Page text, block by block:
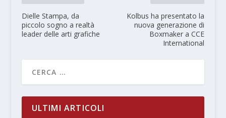
Dielle Stampa, da
piccolo sogno a realtà
leader delle arti grafiche
Kolbus ha presentato la
nuova generazione di
Boxmaker a CCE
International
ULTIMI ARTICOLI